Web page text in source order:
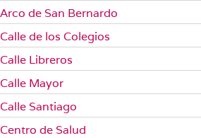
Arco de San Bernardo
Calle de los Colegios
Calle Libreros
Calle Mayor
Calle Santiago
Centro de Salud